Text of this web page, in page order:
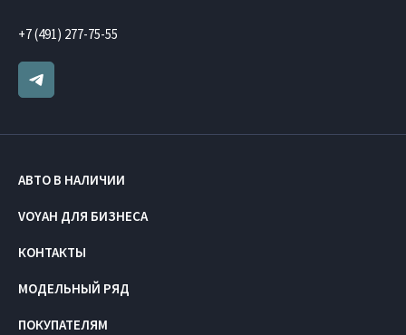
+7 (491) 277-75-55
АВТО В НАЛИЧИИ
VOYAH ДЛЯ БИЗНЕСА
КОНТАКТЫ
МОДЕЛЬНЫЙ РЯД
ПОКУПАТЕЛЯМ